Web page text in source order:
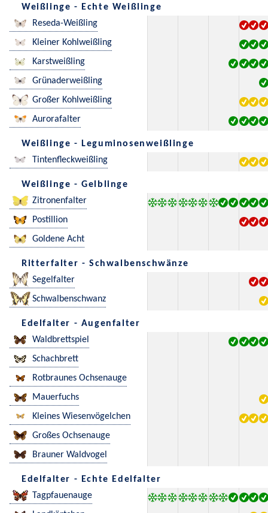
Weißlinge - Echte Weißlinge
Reseda-Weißling
Kleiner Kohlweißling
Karstweißling
Grünaderweißling
Großer Kohlweißling
Aurorafalter
Weißlinge - Leguminosenweißlinge
Tintenfleckweißling
Weißlinge - Gelblinge
Zitronenfalter
Postillion
Goldene Acht
Ritterfalter - Schwalbenschwänze
Segelfalter
Schwalbenschwanz
Edelfalter - Augenfalter
Waldbrettspiel
Schachbrett
Rotbraunes Ochsenauge
Mauerfuchs
Kleines Wiesenvögelchen
Großes Ochsenauge
Brauner Waldvogel
Edelfalter - Echte Edelfalter
Tagpfauenauge